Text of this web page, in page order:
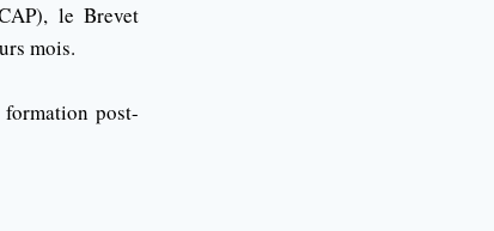
le Brevet
mois.
post-